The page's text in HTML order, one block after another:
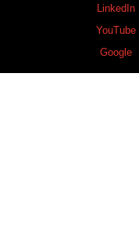
LinkedIn
YouTube
Google